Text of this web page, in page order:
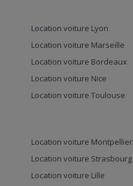
Location voiture Lyon
Location voiture Marseille
Location voiture Bordeaux
Location voiture Nice
Location voiture Toulouse
Location voiture Montpellier
Location voiture Strasbourg
Location voiture Lille